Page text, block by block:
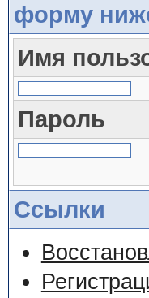
форму
Имя
Пароль
Ссылки